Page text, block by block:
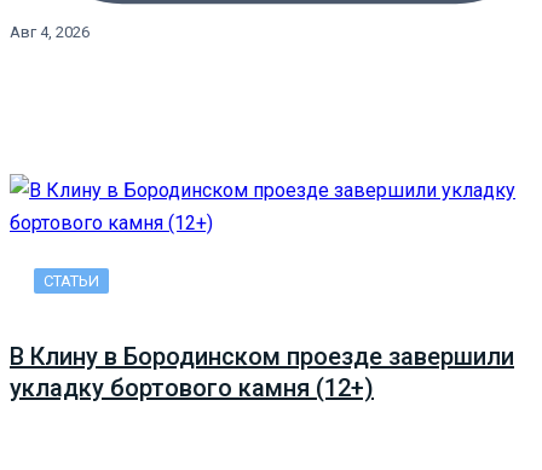
Авг 4, 2026
СТАТЬИ
В Клину в Бородинском проезде завершили
укладку бортового камня (12+)